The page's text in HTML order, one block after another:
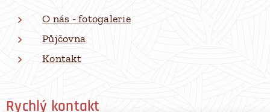
O nás - fotogalerie
Půjčovna
Kontakt
Rychlý kontakt